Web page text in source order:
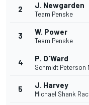
2 J. Newgarden
Team Penske
3 W. Power
Team Penske
4 P. O'Ward
Schmidt Peterson
5 J. Harvey
Michael Shank